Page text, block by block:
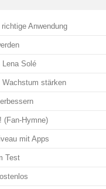
Anwendung
Lena Solé
Wachstum stärken
(Fan-Hymne)
mit Apps
Test